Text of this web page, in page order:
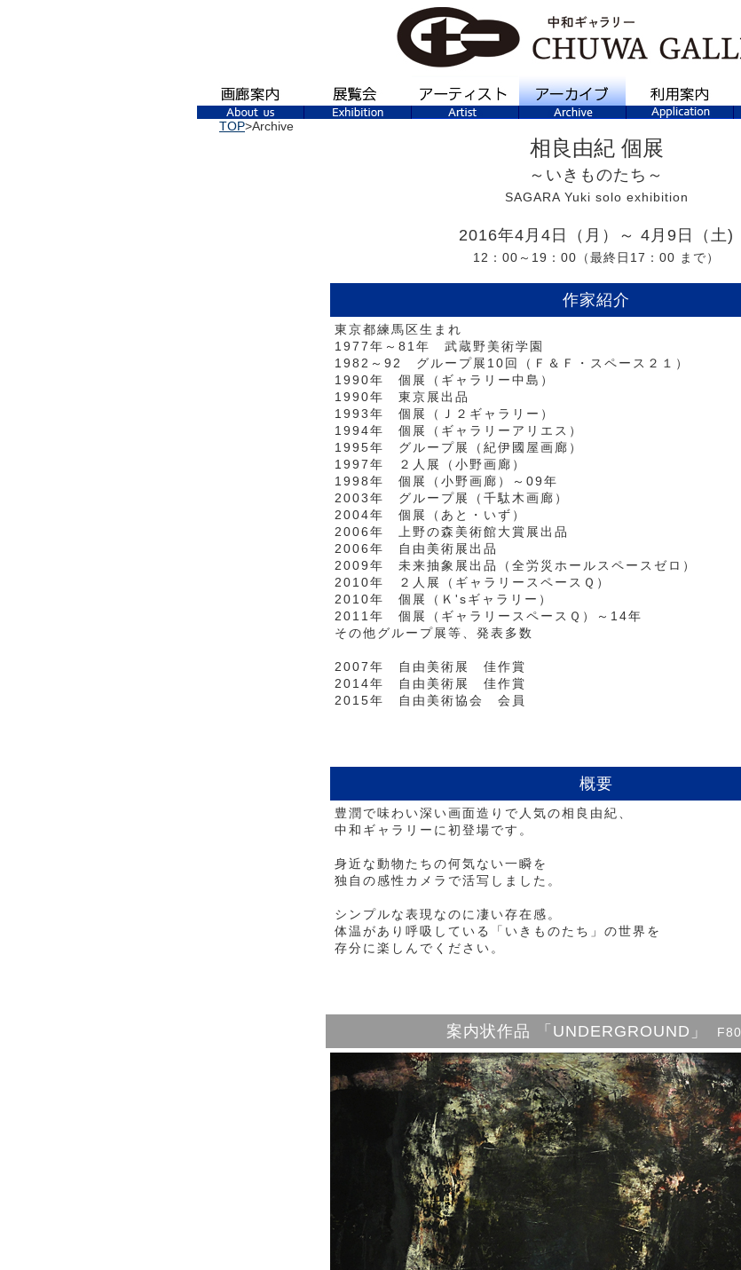
TOP>Archive
相良由紀 個展
～いきものたち～
SAGARA Yuki solo exhibition
2016年4月4日（月）～ 4月9日（土)
12：00～19：00（最終日17：00 まで）
作家紹介
東京都練馬区生まれ
1977年～81年 武蔵野美術学園
1982～92 グループ展10回（Ｆ＆Ｆ・スペース２１）
1990年 個展（ギャラリー中島）
1990年 東京展出品
1993年 個展（Ｊ２ギャラリー）
1994年 個展（ギャラリーアリエス）
1995年 グループ展（紀伊國屋画廊）
1997年 ２人展（小野画廊）
1998年 個展（小野画廊）～09年
2003年 グループ展（千駄木画廊）
2004年 個展（あと・いず）
2006年 上野の森美術館大賞展出品
2006年 自由美術展出品
2009年 未来抽象展出品（全労災ホールスペースゼロ）
2010年 ２人展（ギャラリースペースＱ）
2010年 個展（Ｋ'sギャラリー）
2011年 個展（ギャラリースペースＱ）～14年
その他グループ展等、発表多数
2007年 自由美術展 佳作賞
2014年 自由美術展 佳作賞
2015年 自由美術協会 会員
概要
豊潤で味わい深い画面造りで人気の相良由紀、
中和ギャラリーに初登場です。
身近な動物たちの何気ない一瞬を
独自の感性カメラで活写しました。
シンプルな表現なのに凄い存在感。
体温があり呼吸している「いきものたち」の世界を
存分に楽しんでください。
案内状作品 「UNDERGROUND」 F80